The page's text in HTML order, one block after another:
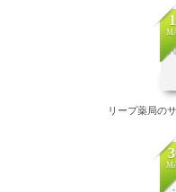
リープ薬局の